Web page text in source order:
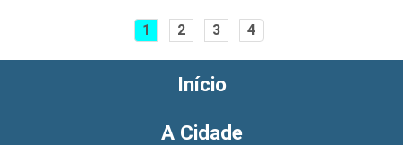
1 2 3 4
Início
A Cidade